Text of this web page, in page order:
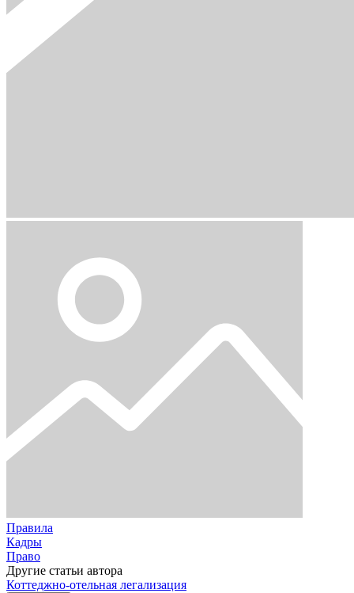
Правила
Кадры
Право
Другие статьи автора
Коттеджно-отельная легализация